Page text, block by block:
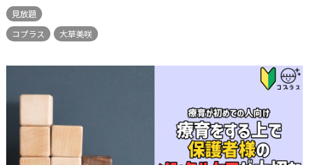
見放題
コプラス
大草美咲